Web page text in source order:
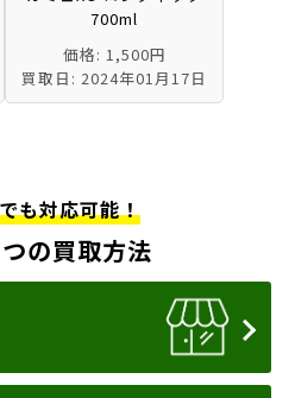
700ml
価格: 1,500円
買取日: 2024年01月17日
も対応可能！
つの買取方法